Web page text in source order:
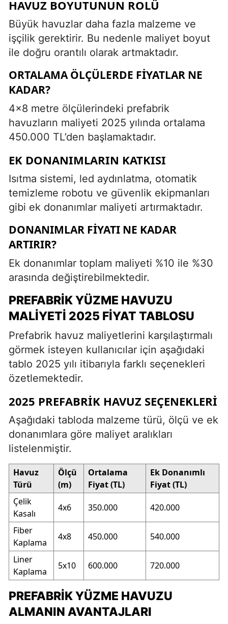
HAVUZ BOYUTUNUN ROLÜ
Büyük havuzlar daha fazla malzeme ve
işçilik gerektirir. Bu nedenle maliyet boyut
ile doğru orantılı olarak artmaktadır.
ORTALAMA ÖLÇÜLERDE FIYATLAR NE
KADAR?
4x8 metre ölçülerindeki prefabrik
havuzların maliyeti 2025 yılında ortalama
450.000 TL’den başlamaktadır.
EK DONANIMLARIN KATKISI
Isıtma sistemi, led aydınlatma, otomatik
temizleme robotu ve güvenlik ekipmanları
gibi ek donanımlar maliyeti artırmaktadır.
DONANIMLAR FIYATI NE KADAR
ARTIRIR?
Ek donanımlar toplam maliyeti %10 ile %30
arasında değiştirebilmektedir.
PREFABRIK YÜZME HAVUZU
MALIYETI 2025 FIYAT TABLOSU
Prefabrik havuz maliyetlerini karşılaştırmalı
görmek isteyen kullanıcılar için aşağıdaki
tablo 2025 yılı itibarıyla farklı seçenekleri
özetlemektedir.
2025 PREFABRIK HAVUZ SEÇENEKLERI
Aşağıdaki tabloda malzeme türü, ölçü ve ek
donanımlara göre maliyet aralıkları
listelenmiştir.
Havuz
Türü
Ölçü
(m)
Ortalama
Fiyat (TL)
Ek Donanımlı
Fiyat (TL)
Çelik
Kasalı
4x6 350.000 420.000
Fiber
Kaplama
4x8 450.000 540.000
Liner
Kaplama
5x10 600.000 720.000
PREFABRIK YÜZME HAVUZU
ALMANIN AVANTAJLARI